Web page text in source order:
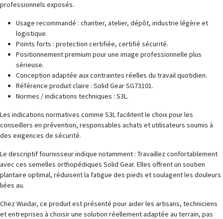
professionnels exposés.
Usage recommandé : chantier, atelier, dépôt, industrie légère et
logistique.
Points forts : protection certifiée, certifié sécurité.
Positionnement premium pour une image professionnelle plus
sérieuse.
Conception adaptée aux contraintes réelles du travail quotidien.
Référence produit claire : Solid Gear SG73101.
Normes / indications techniques : S3L.
Les indications normatives comme S3L facilitent le choix pour les
conseillers en prévention, responsables achats et utilisateurs soumis à
des exigences de sécurité.
Le descriptif fournisseur indique notamment : Travaillez confortablement
avec ces semelles orthopédiques Solid Gear. Elles offrent un soutien
plantaire optimal, réduisent la fatigue des pieds et soulagent les douleurs
liées au.
Chez Wuidar, ce produit est présenté pour aider les artisans, techniciens
et entreprises à choisir une solution réellement adaptée au terrain, pas